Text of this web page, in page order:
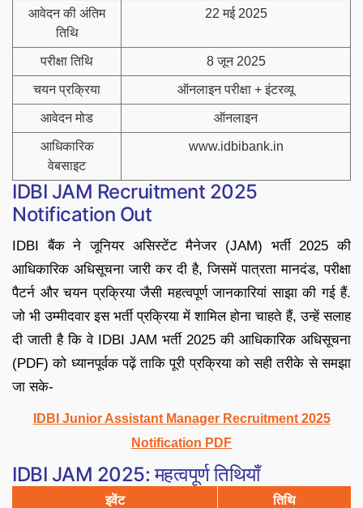
आवेदन की अंतिम
तिथि
22 मई 2025
परीक्षा तिथि 8 जून 2025
चयन प्रक्रिया ऑनलाइन परीक्षा + इंटरव्यू
आवेदन मोड ऑनलाइन
आधिकारिक
वेबसाइट
www.idbibank.in
IDBI JAM Recruitment 2025
Notification Out
IDBI बैंक ने जूनियर असिस्टेंट मैनेजर (JAM) भर्ती 2025 की
आधिकारिक अधिसूचना जारी कर दी है, जिसमें पात्रता मानदंड, परीक्षा
पैटर्न और चयन प्रक्रिया जैसी महत्वपूर्ण जानकारियां साझा की गई हैं.
जो भी उम्मीदवार इस भर्ती प्रक्रिया में शामिल होना चाहते हैं, उन्हें सलाह
दी जाती है कि वे IDBI JAM भर्ती 2025 की आधिकारिक अधिसूचना
(PDF) को ध्यानपूर्वक पढ़ें ताकि पूरी प्रक्रिया को सही तरीके से समझा
जा सके-
IDBI Junior Assistant Manager Recruitment 2025
Notification PDF
IDBI JAM 2025: महत्वपूर्ण तिथियाँ
इवेंट तिथि